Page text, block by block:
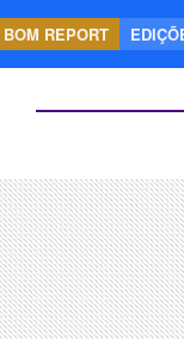
BOM REPORT